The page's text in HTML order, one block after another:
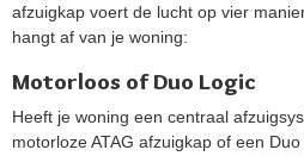
afzuigkap voert de lucht op vier
hangt af van je woning:
Motorloos of Duo Logic
Heeft je woning een centraal
motorloze ATAG afzuigkap of een